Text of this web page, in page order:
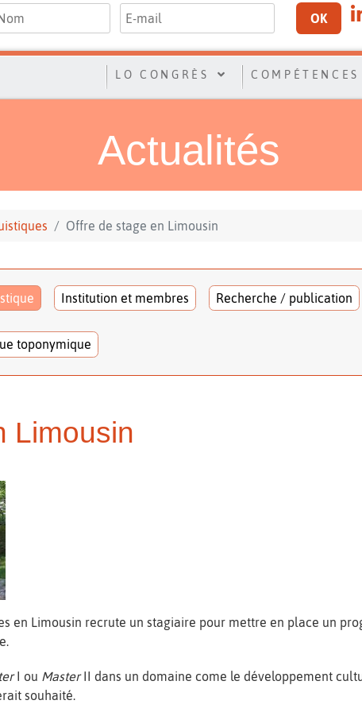
OK
LO CONGRÈS COMPÉTENCES
Actualités
Offre de stage en Limousin
Institution et membres Recherche / publication
toponymique
Limousin
en Limousin recrute un stagiaire pour mettre en place un
I ou MasterII dans un domaine come le développement
souhaité.